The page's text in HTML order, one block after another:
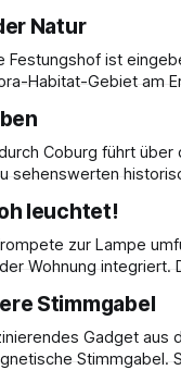
an der Stelle
Hotel). 1910 wurde das
durch Herzog
Natur
Festungshof ist
Habitat-Gebiet am
im Waldgarten hinter
der
Coburg führt über
sehenswerten
Ein architektonisches
namensgebende
leuchtet!
zur Lampe
Wohnung integriert.
Charakter,
so gut zur Idee
immer wieder
Stimmgabel
Gadget aus
Stimmgabel.